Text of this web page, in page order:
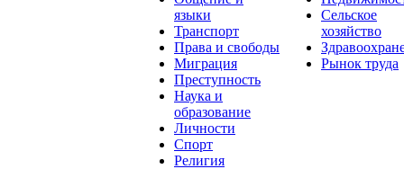
языки
Транспорт
Права и свободы
Миграция
Преступность
Наука и
образование
Личности
Спорт
Религия
Сельское
хозяйство
Рынок труда